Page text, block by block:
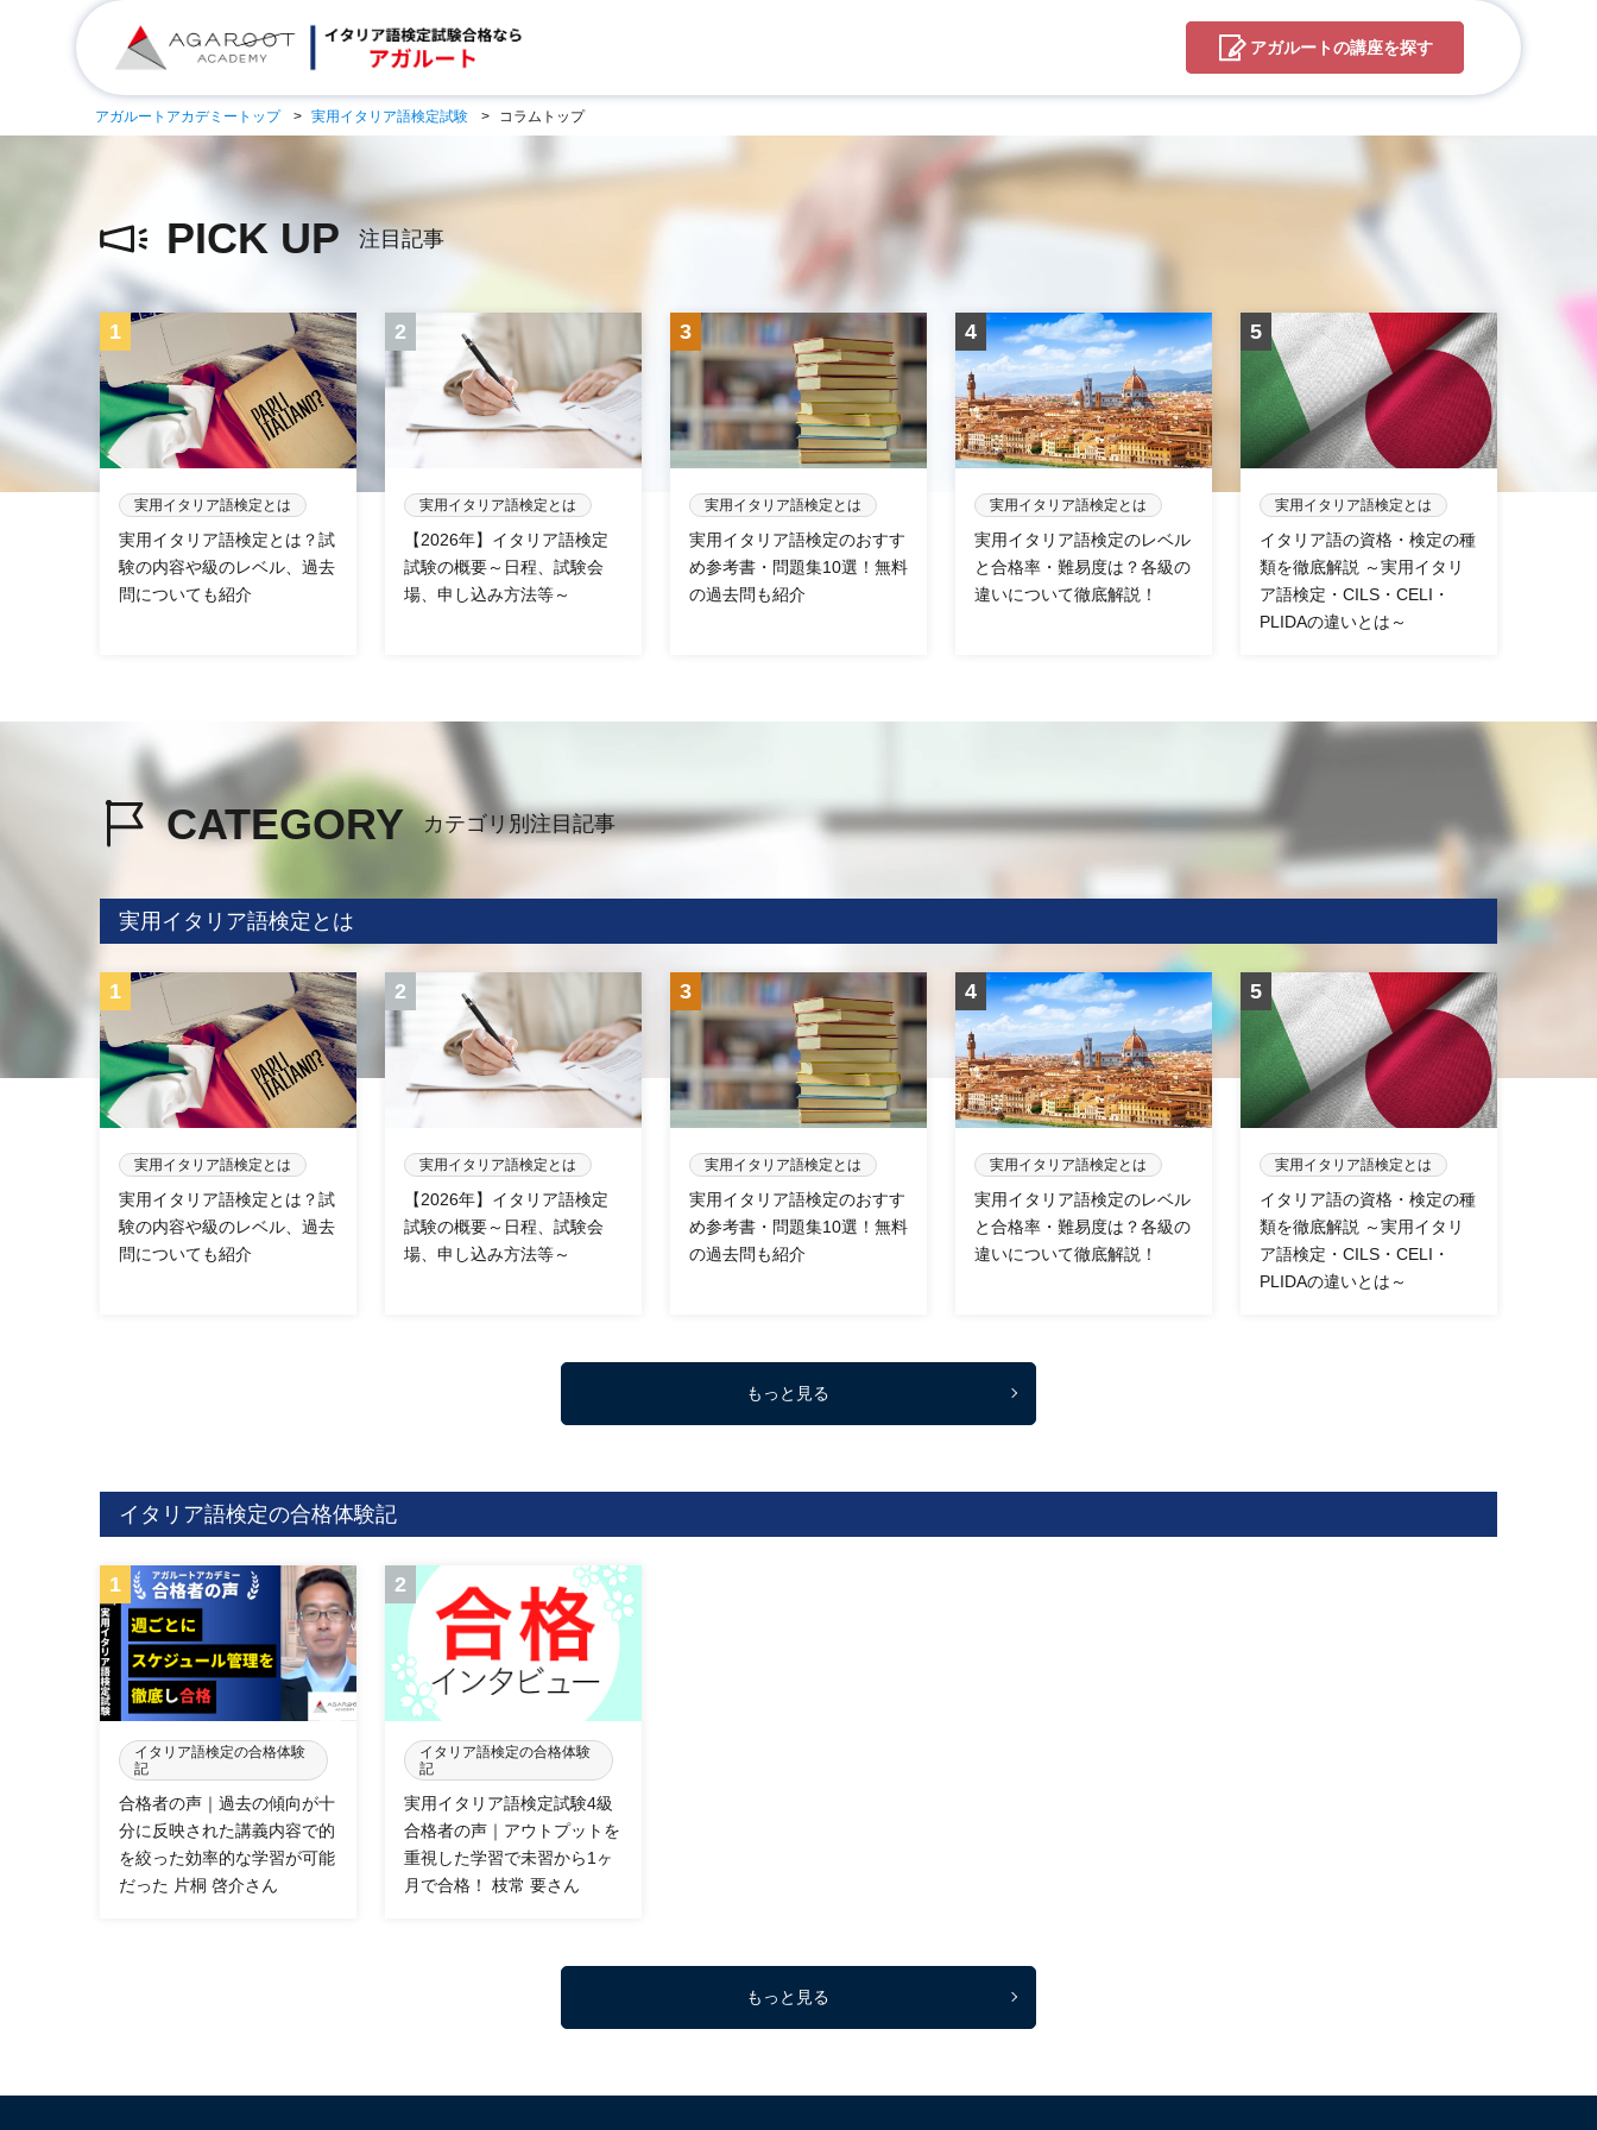
アガルートの講座を探す
アガルートアカデミートップ 実用イタリア語検定試験 コラムトップ
PICK UP 注目記事
実用イタリア語検定とは
実用イタリア語検定とは？試
験の内容や級のレベル、過去
問についても紹介
実用イタリア語検定とは
【2026年】イタリア語検定
試験の概要～日程、試験会
場、申し込み方法等～
実用イタリア語検定とは
実用イタリア語検定のおすす
め参考書・問題集10選！無料
の過去問も紹介
実用イタリア語検定とは
実用イタリア語検定のレベル
と合格率・難易度は？各級の
違いについて徹底解説！
実用イタリア語検定とは
イタリア語の資格・検定の種
類を徹底解説 ～実用イタリ
ア語検定・CILS・CELI・
PLIDAの違いとは～
CATEGORY カテゴリ別注目記事
実用イタリア語検定とは
実用イタリア語検定とは
実用イタリア語検定とは？試
験の内容や級のレベル、過去
問についても紹介
実用イタリア語検定とは
【2026年】イタリア語検定
試験の概要～日程、試験会
場、申し込み方法等～
実用イタリア語検定とは
実用イタリア語検定のおすす
め参考書・問題集10選！無料
の過去問も紹介
実用イタリア語検定とは
実用イタリア語検定のレベル
と合格率・難易度は？各級の
違いについて徹底解説！
実用イタリア語検定とは
イタリア語の資格・検定の種
類を徹底解説 ～実用イタリ
ア語検定・CILS・CELI・
PLIDAの違いとは～
もっと見る
イタリア語検定の合格体験記
イタリア語検定の合格体験
記
合格者の声｜過去の傾向が十
分に反映された講義内容で的
を絞った効率的な学習が可能
だった 片桐 啓介さん
イタリア語検定の合格体験
記
実用イタリア語検定試験4級
合格者の声｜アウトプットを
重視した学習で未習から1ヶ
月で合格！ 枝常 要さん
もっと見る